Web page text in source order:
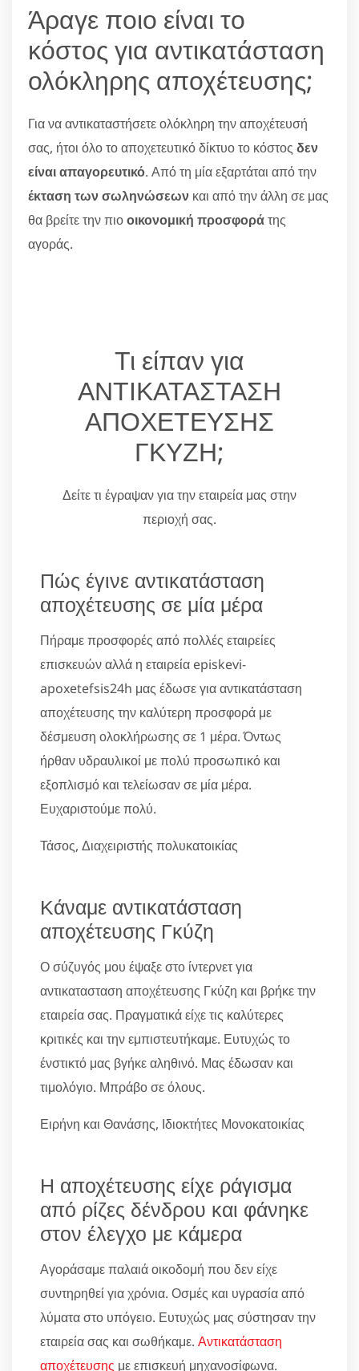
Άραγε ποιο είναι το
κόστος για αντικατάσταση
ολόκληρης αποχέτευσης;
Για να αντικαταστήσετε ολόκληρη την αποχέτευσή
σας, ήτοι όλο το αποχετευτικό δίκτυο το κόστος δεν
είναι απαγορευτικό. Από τη μία εξαρτάται από την
έκταση των σωληνώσεων και από την άλλη σε μας
θα βρείτε την πιοοικονομική προσφοράτης
αγοράς.
Τι είπαν για
ΑΝΤΙΚΑΤΑΣΤΑΣΗ
ΑΠΟΧΕΤΕΥΣΗΣ
ΓΚΥΖΗ;
Δείτε τι έγραψαν για την εταιρεία μας στην
περιοχή σας.
Πώς έγινε αντικατάσταση
αποχέτευσης σε μία μέρα
Πήραμε προσφορές από πολλές εταιρείες
επισκευών αλλά η εταιρεία episkevi-
apoxetefsis24h μας έδωσε για αντικατάσταση
αποχέτευσης την καλύτερη προσφορά με
δέσμευση ολοκλήρωσης σε 1 μέρα. Όντως
ήρθαν υδραυλικοί με πολύ προσωπικό και
εξοπλισμό και τελείωσαν σε μία μέρα.
Ευχαριστούμε πολύ.
Τάσος, Διαχειριστής πολυκατοικίας
Κάναμε αντικατάσταση
αποχέτευσης Γκύζη
Ο σύζυγός μου έψαξε στο ίντερνετ για
αντικατασταση αποχέτευσης Γκύζη και βρήκε την
εταιρεία σας. Πραγματικά είχε τις καλύτερες
κριτικές και την εμπιστευτήκαμε. Ευτυχώς το
ένστικτό μας βγήκε αληθινό. Μας έδωσαν και
τιμολόγιο. Μπράβο σε όλους.
Ειρήνη και Θανάσης, Ιδιοκτήτες Μονοκατοικίας
Η αποχέτευσης είχε ράγισμα
από ρίζες δένδρου και φάνηκε
στον έλεγχο με κάμερα
Αγοράσαμε παλαιά οικοδομή που δεν είχε
συντηρηθεί για χρόνια. Οσμές και υγρασία από
λύματα στο υπόγειο. Ευτυχώς μας σύστησαν την
εταιρεία σας και σωθήκαμε. Αντικατάσταση
αποχέτευσης με επισκευή μηχανοσίφωνα.